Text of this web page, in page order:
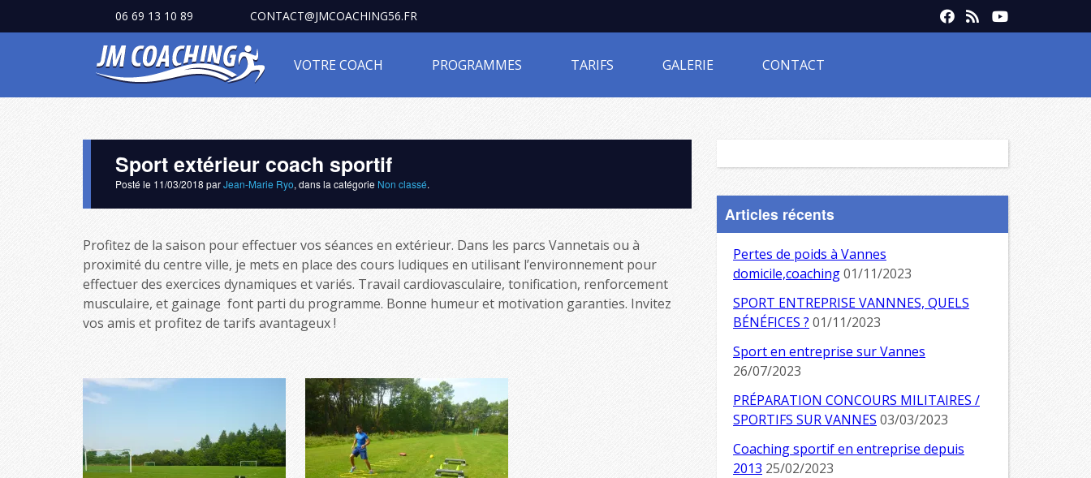
06 69 13 10 89 CONTACT@JMCOACHING56.FR
VOTRE COACH PROGRAMMES TARIFS GALERIE CONTACT
Sport extérieur coach sportif
Posté le 11/03/2018 parJean-Marie Ryo, dans la catégorie Non classé.
Profitez de la saison pour effectuer vos séances en extérieur. Dans les parcs Vannetais ou à
proximité du centre ville, je mets en place des cours ludiques en utilisant l’environnement pour
effectuer des exercices dynamiques et variés. Travail cardiovasculaire, tonification, renforcement
musculaire, et gainage font parti du programme. Bonne humeur et motivation garanties. Invitez
vos amis et profitez de tarifs avantageux !
Articles récents
Pertes de poids à Vannes
domicile,coaching01/11/2023
SPORT ENTREPRISE VANNNES, QUELS
BÉNÉFICES ? 01/11/2023
Sport en entreprise sur Vannes
26/07/2023
PRÉPARATION CONCOURS MILITAIRES /
SPORTIFS SUR VANNES 03/03/2023
Coaching sportif en entreprise depuis
2013 25/02/2023